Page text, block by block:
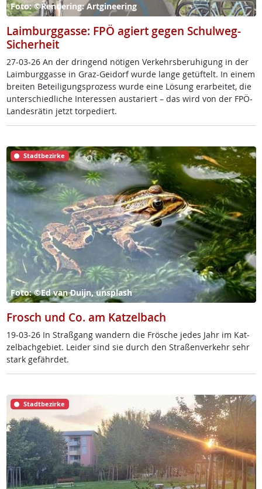
Foto: ©Rendering: Artgineering
Laimburggasse: FPÖ agiert gegen Schulweg-
Sicherheit
27-03-26 An der drin­gend nö­t­i­gen Ver­kehrs­be­ru­hi­gung in der
Laim­burg­gas­se in Graz-Gei­dorf wur­de lan­ge ge­tüf­telt. In ei­nem
brei­ten Be­tei­li­gung­s­pro­zess wur­de ei­ne Lö­sung er­ar­bei­tet, die
un­ter­schied­li­che In­ter­es­sen au­s­ta­riert – das wird von der FPÖ-
Lan­des­rä­tin jetzt tor­pe­diert.
Stadtbezirke
Foto: ©Ed van Duijn, unsplash
Frosch und Co. am Katzelbach
19-03-26 In Straß­gang wan­dern die Frö­sche je­des Jahr im Kat­
zel­bach­ge­biet. Lei­der sind sie durch den Stra­ßen­ver­kehr sehr
stark ge­fähr­det.
Stadtbezirke